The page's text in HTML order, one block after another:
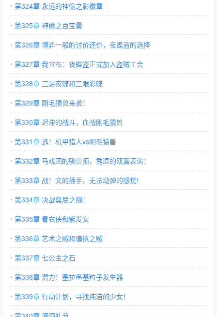
第324章 永远的神偷之影徽章
第325章 神偷之百宝囊
第326章 博弈一般的讨价还价，夜蝶盗的选择
第327章 我宣布：夜蝶盗正式加入盗贼工会
第328章 三足夜蝶和三眼彩蝶
第329章 刚毛猿兽来袭！
第330章 迟滞的战斗，血战刚毛猿兽
第331章 逃！机甲猎人vs刚毛猿兽
第332章 马戏团的驯兽师，秀逗的双簧表演！
第333章 战！文的插手，无法动弹的感觉!
第334章 决战臭屁之巅！
第335章 青衣侠和紫发女
第336章 艺术之贼和偏执之贼
第337章 七公主之石
第338章 潜力！塞拉墨基粒子发生器
第339章 行动计划，寻找纯洁的少女！